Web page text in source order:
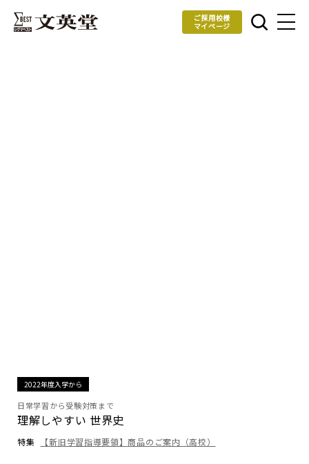
ご採用校様
マイページ
2022年度入学から
日常学習から受験対策まで
理解しやすい 世界史
特集 【新旧学習指導要領】商品のご案内（高校）